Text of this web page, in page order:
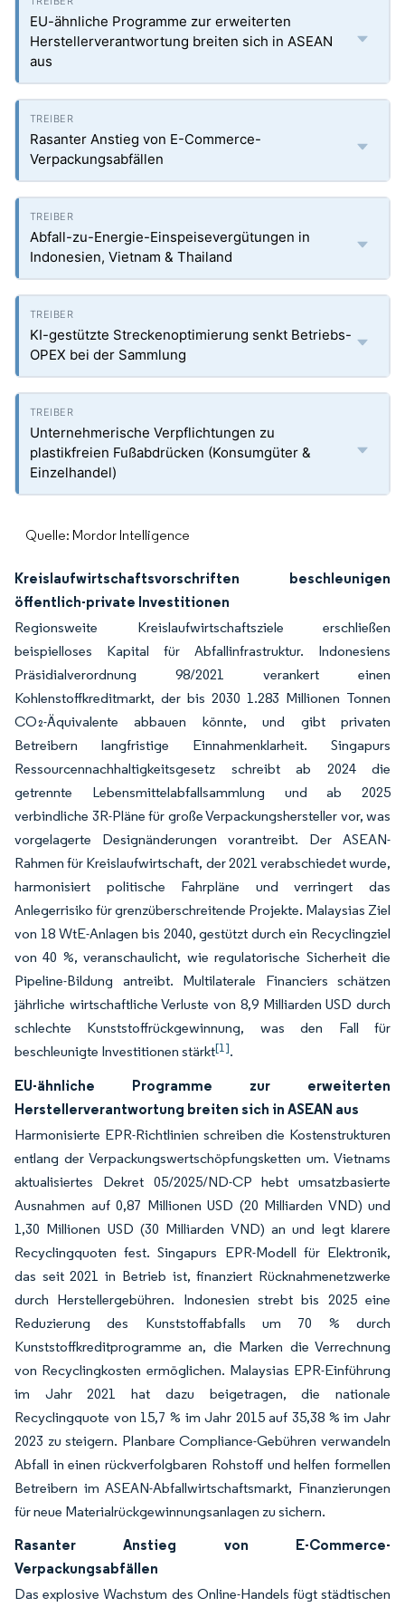
EU-ähnliche Programme zur erweiterten
Herstellerverantwortung breiten sich in ASEAN
aus
Rasanter Anstieg von E-Commerce-
Verpackungsabfällen
Abfall-zu-Energie-Einspeisevergütungen in
Indonesien, Vietnam & Thailand
KI-gestützte Streckenoptimierung senkt Betriebs-
OPEX bei der Sammlung
Unternehmerische Verpflichtungen zu
plastikfreien Fußabdrücken (Konsumgüter &
Einzelhandel)
Quelle: Mordor Intelligence
Kreislaufwirtschaftsvorschriften beschleunigen
öffentlich-private Investitionen
Regionsweite Kreislaufwirtschaftsziele erschließen
beispielloses Kapital für Abfallinfrastruktur. Indonesiens
Präsidialverordnung 98/2021 verankert einen
Kohlenstoffkreditmarkt, der bis 2030 1.283 Millionen Tonnen
CO₂-Äquivalente abbauen könnte, und gibt privaten
Betreibern langfristige Einnahmenklarheit. Singapurs
Ressourcennachhaltigkeitsgesetz schreibt ab 2024 die
getrennte Lebensmittelabfallsammlung und ab 2025
verbindliche 3R-Pläne für große Verpackungshersteller vor, was
vorgelagerte Designänderungen vorantreibt. Der ASEAN-
Rahmen für Kreislaufwirtschaft, der 2021 verabschiedet wurde,
harmonisiert politische Fahrpläne und verringert das
Anlegerrisiko für grenzüberschreitende Projekte. Malaysias Ziel
von 18 WtE-Anlagen bis 2040, gestützt durch ein Recyclingziel
von 40 %, veranschaulicht, wie regulatorische Sicherheit die
Pipeline-Bildung antreibt. Multilaterale Financiers schätzen
jährliche wirtschaftliche Verluste von 8,9 Milliarden USD durch
schlechte Kunststoffrückgewinnung, was den Fall für
beschleunigte Investitionen stärkt[1].
EU-ähnliche Programme zur erweiterten
Herstellerverantwortung breiten sich in ASEAN aus
Harmonisierte EPR-Richtlinien schreiben die Kostenstrukturen
entlang der Verpackungswertschöpfungsketten um. Vietnams
aktualisiertes Dekret 05/2025/ND-CP hebt umsatzbasierte
Ausnahmen auf 0,87 Millionen USD (20 Milliarden VND) und
1,30 Millionen USD (30 Milliarden VND) an und legt klarere
Recyclingquoten fest. Singapurs EPR-Modell für Elektronik,
das seit 2021 in Betrieb ist, finanziert Rücknahmenetzwerke
durch Herstellergebühren. Indonesien strebt bis 2025 eine
Reduzierung des Kunststoffabfalls um 70 % durch
Kunststoffkreditprogramme an, die Marken die Verrechnung
von Recyclingkosten ermöglichen. Malaysias EPR-Einführung
im Jahr 2021 hat dazu beigetragen, die nationale
Recyclingquote von 15,7 % im Jahr 2015 auf 35,38 % im Jahr
2023 zu steigern. Planbare Compliance-Gebühren verwandeln
Abfall in einen rückverfolgbaren Rohstoff und helfen formellen
Betreibern im ASEAN-Abfallwirtschaftsmarkt, Finanzierungen
für neue Materialrückgewinnungsanlagen zu sichern.
Rasanter Anstieg von E-Commerce-
Verpackungsabfällen
Das explosive Wachstum des Online-Handels fügt städtischen